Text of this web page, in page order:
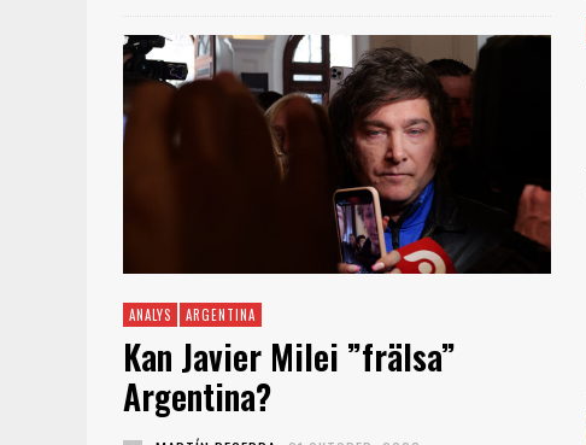
ANALYS ARGENTINA
Kan Javier Milei ”frälsa”
Argentina?